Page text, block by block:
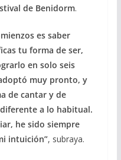
de Benidorm.
es saber
tu forma de ser,
en solo seis
muy pronto, y
de cantar y de
a lo habitual.
he sido siempre
intuición”, subraya.